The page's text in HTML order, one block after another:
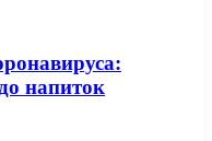
напиток